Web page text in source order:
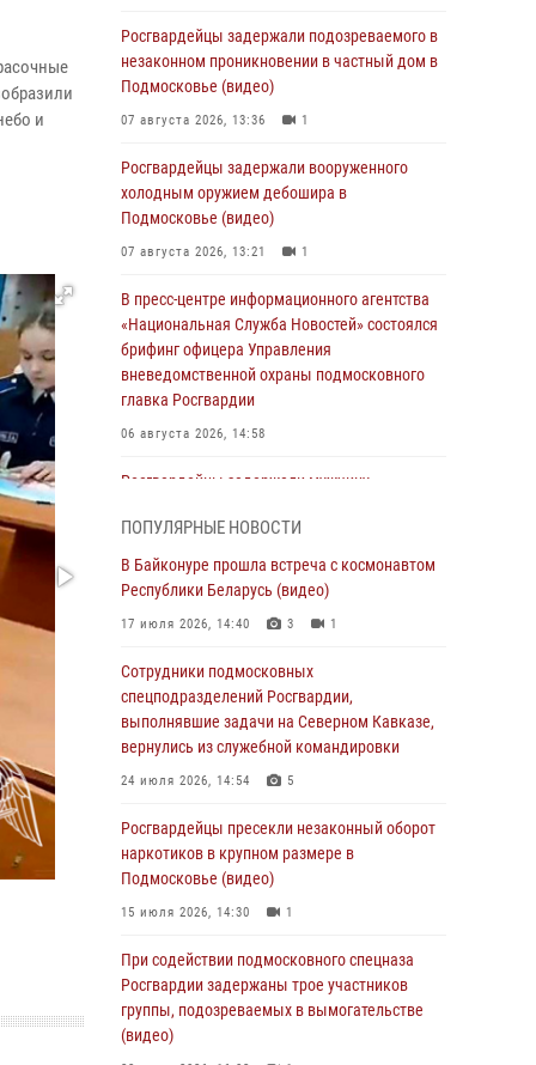
и
Росгвардейцы задержали подозреваемого в
незаконном проникновении в частный дом в
Подмосковье (видео)
07 августа 2026, 13:36 1
Росгвардейцы задержали вооруженного
холодным оружием дебошира в
Подмосковье (видео)
07 августа 2026, 13:21 1
В пресс-центре информационного агентства
«Национальная Служба Новостей» состоялся
брифинг офицера Управления
вневедомственной охраны подмосковного
главка Росгвардии
06 августа 2026, 14:58
Росгвардейцы задержали мужчину,
(видео)
06 августа 2026, 14:35 1
Росгвардейцы провели «Урок безопасности»
05 августа 2026, 15:52 4
При содействии подмосковного спецназа
Росгвардии задержаны подозреваемые в
организации незаконной миграции и
(видео)
05 августа 2026, 15:48 1
отработали навыки огневой подготовки на
комплексных учениях
04 августа 2026, 12:21 4
ПОПУЛЯРНЫЕ НОВОСТИ
В Байконуре прошла встреча с космонавтом
Республики Беларусь (видео)
17 июля 2026, 14:40 3 1
Сотрудники подмосковных
спецподразделений Росгвардии,
выполнявшие задачи на Северном Кавказе,
вернулись из служебной командировки
24 июля 2026, 14:54 5
Росгвардейцы пресекли незаконный оборот
наркотиков в крупном размере в
Подмосковье (видео)
15 июля 2026, 14:30 1
При содействии подмосковного спецназа
Росгвардии задержаны трое участников
группы, подозреваемых в вымогательстве
(видео)